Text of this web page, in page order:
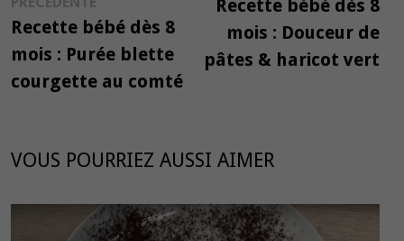
de
l’article
précédente :
Recette bébé dès 8
mois : Purée blette
courgette au comté
Recette bébé dès 8
mois : Douceur de
pâtes & haricot vert
VOUS POURRIEZ AUSSI AIMER